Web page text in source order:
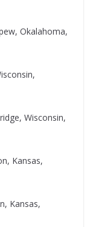
Okalahoma,
Wisconsin,
Kansas,
Kansas,